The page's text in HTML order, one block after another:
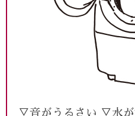
▽音がうるさい ▽水